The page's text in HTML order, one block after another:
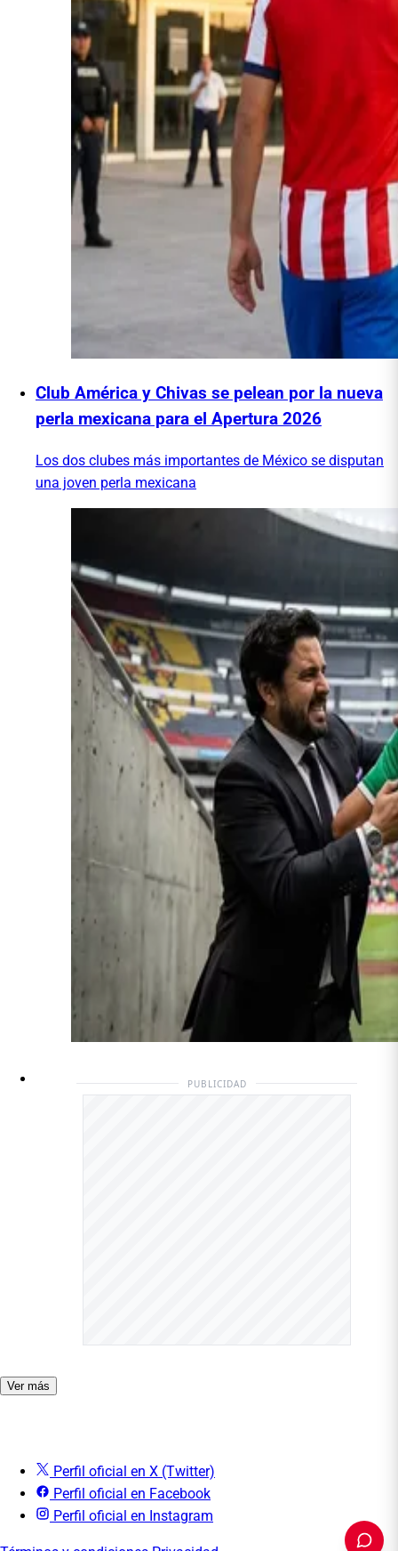
Club América y Chivas se pelean por la nueva
perla mexicana para el Apertura 2026
Los dos clubes más importantes de México se disputan
una joven perla mexicana
PUBLICIDAD
Ver más
Perfil oficial en X (Twitter)
Perfil oficial en Facebook
Perfil oficial en Instagram